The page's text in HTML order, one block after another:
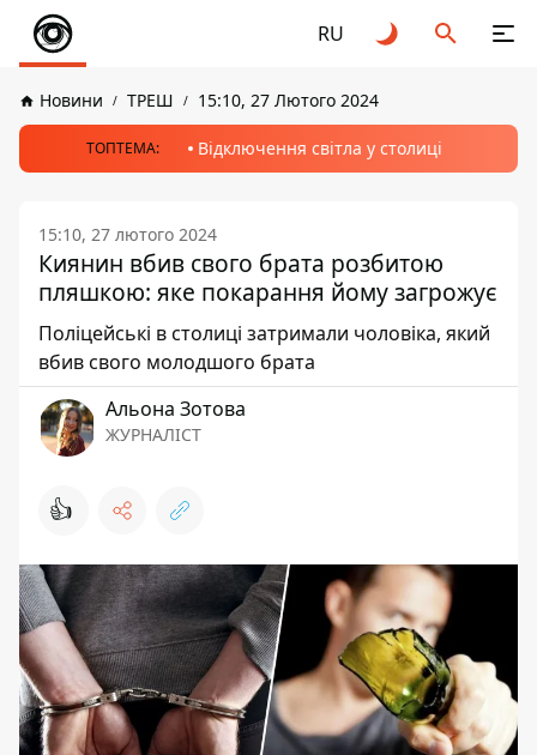
RU
Новини ТРЕШ 15:10, 27 Лютого 2024
ТОПТЕМА: Відключення світла у столиці
15:10, 27 лютого 2024
Киянин вбив свого брата розбитою
пляшкою: яке покарання йому загрожує
Поліцейські в столиці затримали чоловіка, який
вбив свого молодшого брата
Альона Зотова
ЖУРНАЛІСТ
👍